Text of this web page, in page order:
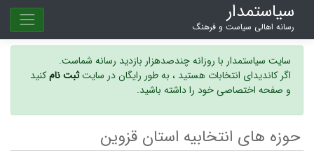
سیاستمدار
رسانه اهالی سیاست و فرهنگ
سایت سیاستمدار با روزانه چندصدهزار بازدید رسانه شماست.
اگر کاندیدای انتخابات هستید ، به طور رایگان در سایتثبت نامکنید
و صفحه اختصاصی خود را داشته باشید.
حوزه های انتخابیه استان قزوین